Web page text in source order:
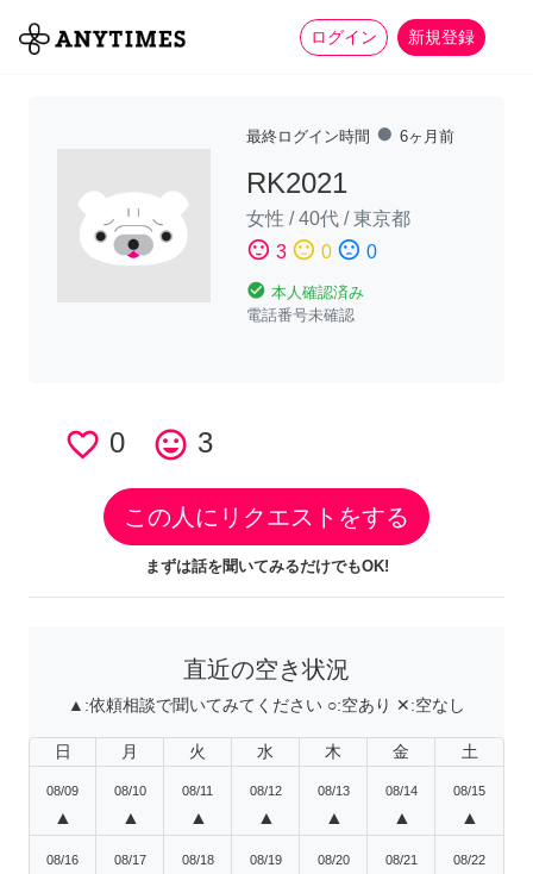
ログイン 新規登録
全て 家事 more_horiz
最終ログイン時間 fiber_manual_record 6ヶ月前
RK2021
女性 /40代 /東京都
sentiment_satisfied 3 sentiment_neutral 0 sentiment_dissatisfied 0
check_circle 本人確認済み
電話番号未確認
favorite_border 0 tag_faces 3
この人にリクエストをする
まずは話を聞いてみるだけでもOK!
直近の空き状況
▲:依頼相談で聞いてみてください ○:空あり ✕:空なし
日 月 火 水 木 金 土
08/09
▲
08/10
▲
08/11
▲
08/12
▲
08/13
▲
08/14
▲
08/15
▲
08/16 08/17 08/18 08/19 08/20 08/21 08/22